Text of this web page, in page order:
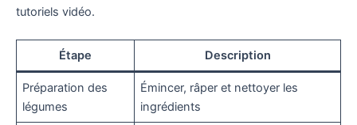
tutoriels vidéo.
Étape Description
Préparation des
légumes
Émincer, râper et nettoyer les
ingrédients